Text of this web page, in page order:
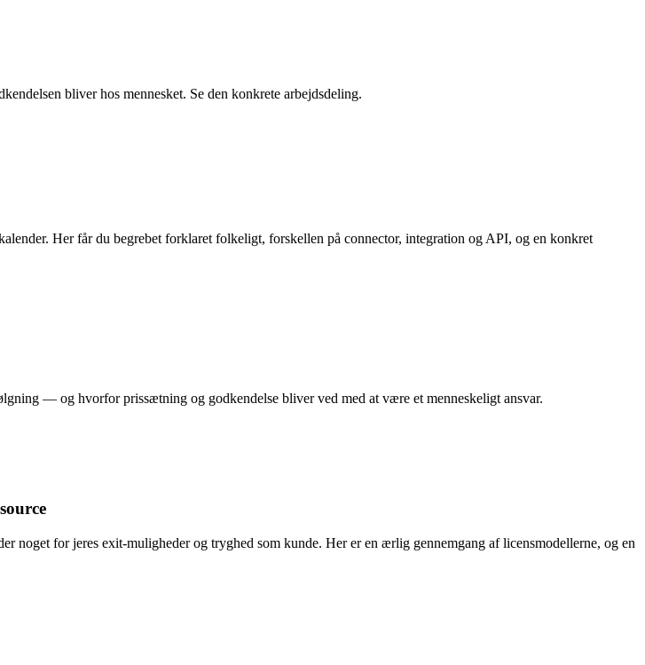
bliver hos mennesket. Se den konkrete arbejdsdeling.
Her får du begrebet forklaret folkeligt, forskellen på connector, integration og API, og en konkret
— og hvorfor prissætning og godkendelse bliver ved med at være et menneskeligt ansvar.
for jeres exit-muligheder og tryghed som kunde. Her er en ærlig gennemgang af licensmodellerne, og en